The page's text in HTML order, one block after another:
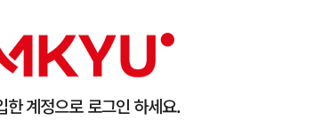
한 계정으로 로그인 하세요.